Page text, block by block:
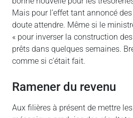
Mais pour l’effet tant annoncé
doute attendre. Même si le
« pour inverser la construction
prêts dans quelques semaines.
comme si c’était fait.
Ramener du revenu
Aux filières à présent de mettre